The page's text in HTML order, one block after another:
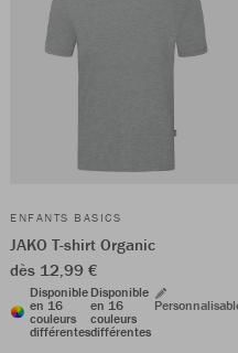
ENFANTS BASICS
JAKO T-shirt Organic
dès 12,99 €
Disponible
en 16
couleurs
différentes
Disponible
en 16
couleurs
différentes